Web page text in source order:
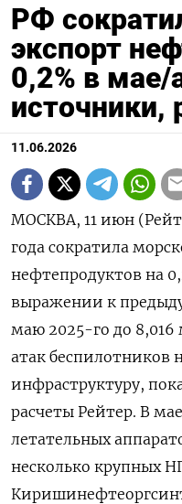
РФ
экспорт
0,2% в мае/
источники,
11.06.2026
МОСКВА, 11 июн
года сократила
нефтепродуктов на
выражении к
маю ‌2025-го до
атак беспилотников
инфраструктуру,
расчеты Рейтер. В
летательных
несколько крупных